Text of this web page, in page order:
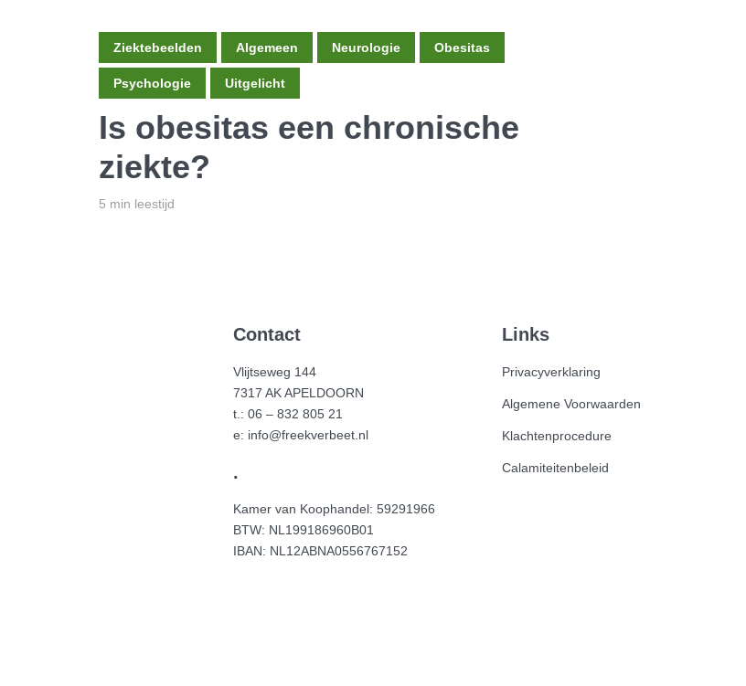
Ziektebeelden Algemeen Neurologie Obesitas
Psychologie Uitgelicht
Is obesitas een chronische
ziekte?
5 min leestijd
Contact
Vlijtseweg 144
7317 AK APELDOORN
t.: 06 – 832 805 21
e: info@freekverbeet.nl
.
Kamer van Koophandel: 59291966
BTW: NL199186960B01
IBAN: NL12ABNA0556767152
Links
Privacyverklaring
Algemene Voorwaarden
Klachtenprocedure
Calamiteitenbeleid